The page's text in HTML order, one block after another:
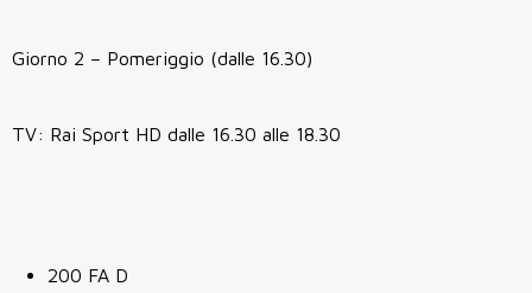
Giorno 2 – Pomeriggio (dalle 16.30)
TV: Rai Sport HD dalle 16.30 alle 18.30
200 FA D